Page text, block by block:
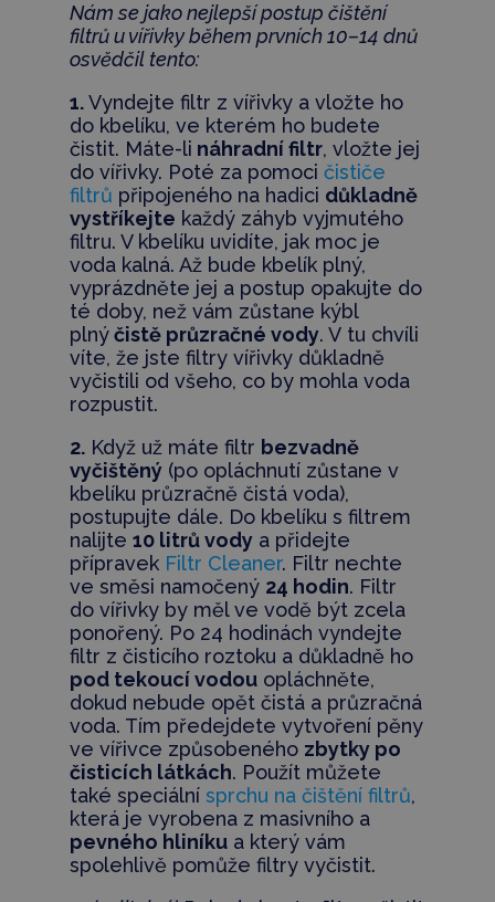
Nám se jako nejlepší postup čištění
filtrů u vířivky během prvních 10–14 dnů
osvědčil tento:
1.Vyndejte filtr z vířivky a vložte ho
do kbelíku, ve kterém ho budete
čistit. Máte-li náhradní filtr, vložte jej
do vířivky. Poté za pomoci čističe
filtrů připojeného na hadici důkladně
vystříkejte každý záhyb vyjmutého
filtru. V kbelíku uvidíte, jak moc je
voda kalná. Až bude kbelík plný,
vyprázdněte jej a postup opakujte do
té doby, než vám zůstane kýbl
plný čistě průzračné vody. V tu chvíli
víte, že jste filtry vířivky důkladně
vyčistili od všeho, co by mohla voda
rozpustit.
2.Když už máte filtr bezvadně
vyčištěný(po opláchnutí zůstane v
kbelíku průzračně čistá voda),
postupujte dále. Do kbelíku s filtrem
nalijte 10 litrů vodya přidejte
přípravek Filtr Cleaner. Filtr nechte
ve směsi namočený 24 hodin. Filtr
do vířivky by měl ve vodě být zcela
ponořený. Po 24 hodinách vyndejte
filtr z čisticího roztoku a důkladně ho
pod tekoucí vodouopláchněte,
dokud nebude opět čistá a průzračná
voda. Tím předejdete vytvoření pěny
ve vířivce způsobeného zbytky po
čisticích látkách. Použít můžete
také speciální sprchu na čištění filtrů,
která je vyrobena z masivního a
pevného hliníkua který vám
spolehlivě pomůže filtry vyčistit.